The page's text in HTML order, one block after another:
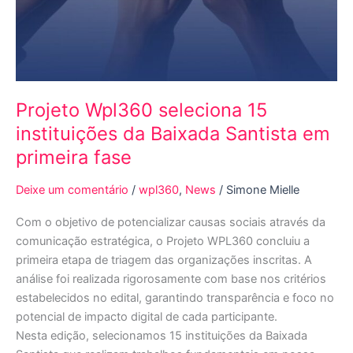
Projeto Wpl360 seleciona 15
instituições da Baixada Santista em
primeira fase
Deixe um comentário / wpl360, News / Simone Mielle
Com o objetivo de potencializar causas sociais através da
comunicação estratégica, o Projeto WPL360 concluiu a
primeira etapa de triagem das organizações inscritas. A
análise foi realizada rigorosamente com base nos critérios
estabelecidos no edital, garantindo transparência e foco no
potencial de impacto digital de cada participante.
Nesta edição, selecionamos 15 instituições da Baixada